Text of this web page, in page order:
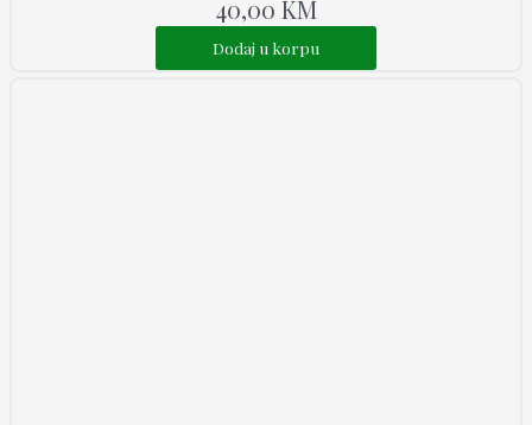
40,00 KM
Dodaj u korpu